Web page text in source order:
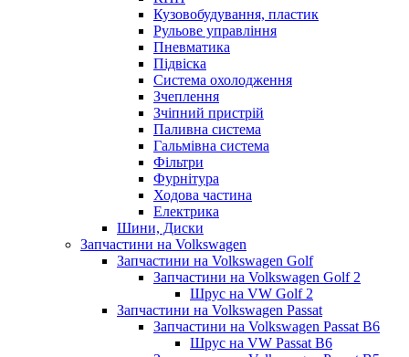
Кузовобудування, пластик
Рульове управління
Пневматика
Підвіска
Система охолодження
Зчеплення
Зчіпний пристрій
Паливна система
Гальмівна система
Фільтри
Фурнітура
Ходова частина
Електрика
Шини, Диски
Запчастини на Volkswagen
Запчастини на Volkswagen Golf
Запчастини на Volkswagen Golf 2
Шрус на VW Golf 2
Запчастини на Volkswagen Passat
Запчастини на Volkswagen Passat B6
Шрус на VW Passat B6